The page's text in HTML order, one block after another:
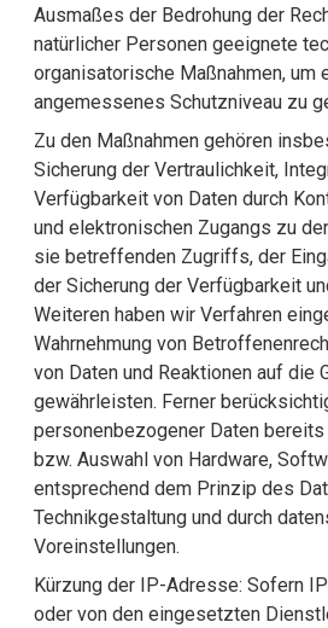
Ausmaßes der Bedrohung der
natürlicher Personen geeignete
organisatorische Maßnahmen, um
angemessenes Schutzniveau zu
Zu den Maßnahmen gehören
Sicherung der Vertraulichkeit,
Verfügbarkeit von Daten durch
und elektronischen Zugangs zu
sie betreffenden Zugriffs, der
der Sicherung der Verfügbarkeit
Weiteren haben wir Verfahren
Wahrnehmung von
von Daten und Reaktionen auf die
gewährleisten. Ferner
personenbezogener Daten
bzw. Auswahl von Hardware,
entsprechend dem Prinzip des
Technikgestaltung und durch
Voreinstellungen.
Kürzung der IP-Adresse: Sofern
oder von den eingesetzten